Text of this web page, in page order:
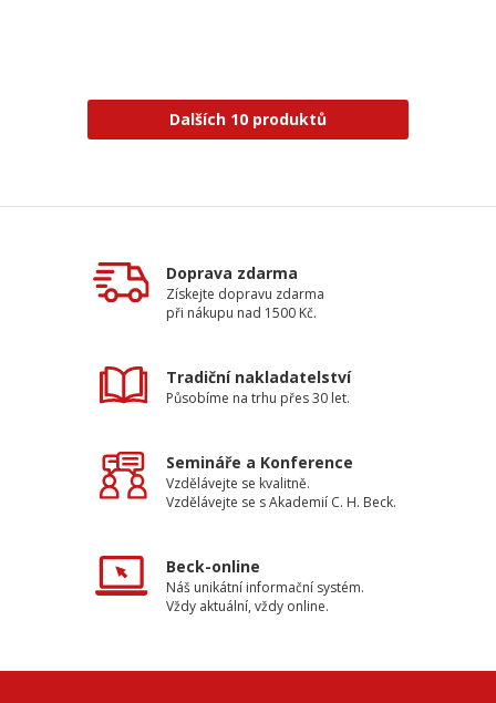
Dalších 10 produktů
Doprava zdarma
Získejte dopravu zdarma
při nákupu nad 1500 Kč.
Tradiční nakladatelství
Působíme na trhu přes 30 let.
Semináře a Konference
Vzdělávejte se kvalitně.
Vzdělávejte se s Akademií C. H. Beck.
Beck-online
Náš unikátní informační systém.
Vždy aktuální, vždy online.